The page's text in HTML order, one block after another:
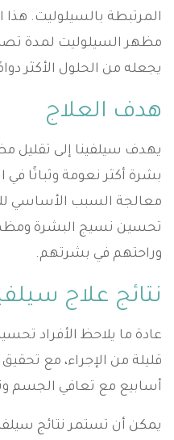
المرتبطة بالسيلوليت.
مظهر السيلوليت لمدة
يجعله من الحلول الأكثر
هدف العلاج
يهدف سيلفينا إلى تقليل
بشرة أكثر نعومة وثباتًا
معالجة السبب الأساسي
تحسين نسيج البشرة
وراحتهم في بشرتهم.
نتائج علاج
عادة ما يلاحظ الأفراد
قليلة من الإجراء، مع
أسابيع مع تعافي الجسم
يمكن أن تستمر نتائج